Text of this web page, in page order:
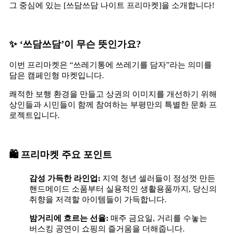
그 중심에 있는 [쓰담쓰담 나이트 프리마켓]을 소개합니다!
✨ ‘쓰담쓰담’이 무슨 뜻인가요?
이번 프리마켓은 “쓰레기통에 쓰레기를 담자”라는 의미를
담은 캠페인형 마켓입니다.
쾌적한 보행 환경을 만들고 상권의 이미지를 개선하기 위해
상인들과 시민들이 함께 참여하는 부평만의 특별한 문화 프
로젝트입니다.
🛍️ 프리마켓 주요 포인트
감성 가득한 라인업: 지역 청년 셀러들이 정성껏 만든
핸드메이드 소품부터 실용적인 생활용품까지, 당신의
취향을 저격할 아이템들이 가득합니다.
밤거리에 흐르는 선율: 매주 금요일, 거리를 수놓는
버스킹 공연이 쇼핑의 즐거움을 더해줍니다.